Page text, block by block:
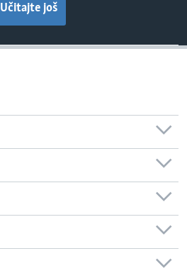
Učitajte još